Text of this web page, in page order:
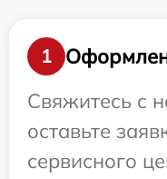
1
Свяжитесь с
оставьте
сервисного